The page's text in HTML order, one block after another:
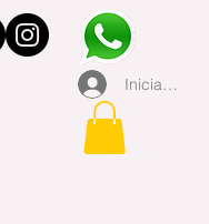
Iniciar sesión